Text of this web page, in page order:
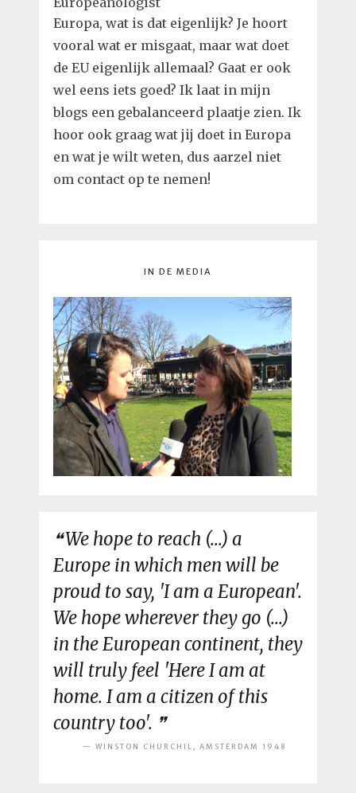
Europa, wat is dat eigenlijk? Je hoort
vooral wat er misgaat, maar wat doet
de EU eigenlijk allemaal? Gaat er ook
wel eens iets goed? Ik laat in mijn
blogs een gebalanceerd plaatje zien. Ik
hoor ook graag wat jij doet in Europa
en wat je wilt weten, dus aarzel niet
om contact op te nemen!
IN DE MEDIA
We hope to reach (...) a
Europe in which men will be
proud to say, 'I am a European'.
We hope wherever they go (...)
in the European continent, they
will truly feel 'Here I am at
home. I am a citizen of this
country too'.
WINSTON CHURCHIL, AMSTERDAM 1948